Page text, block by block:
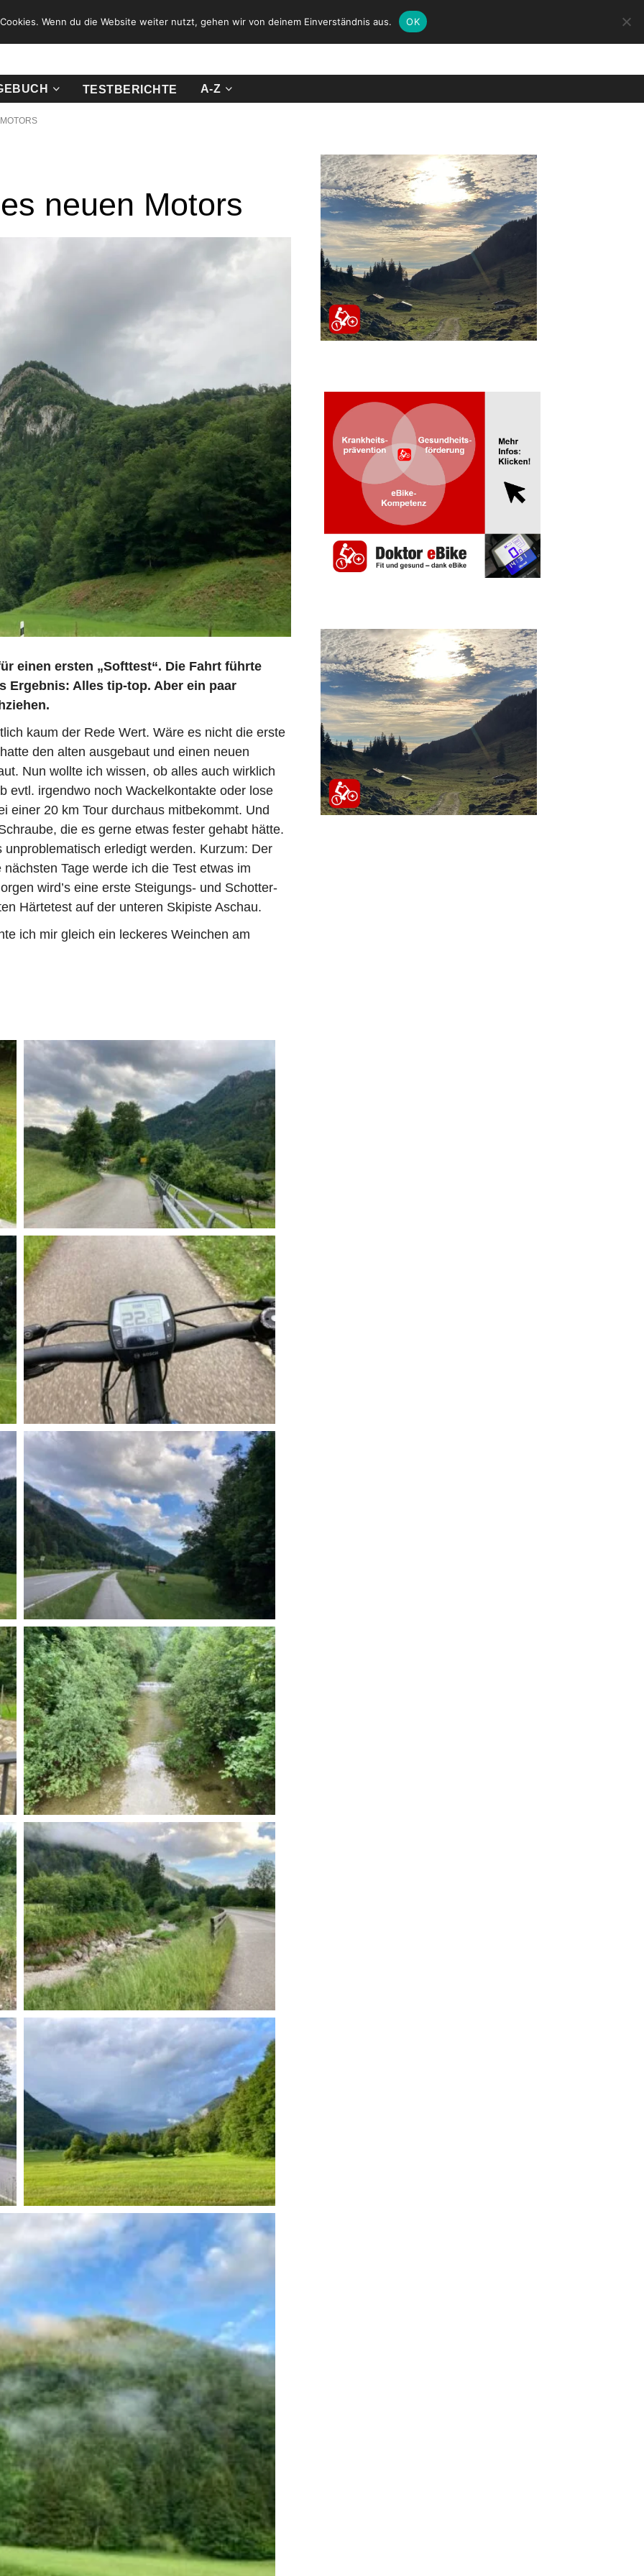
TESTBERICHTE A-Z
neuen Motors
einen ersten „Softtest“. Die Fahrt führte
Ergebnis: Alles tip-top. Aber ein paar
kaum der Rede Wert. Wäre es nicht die erste
den alten ausgebaut und einen neuen
Nun wollte ich wissen, ob alles auch wirklich
evtl. irgendwo noch Wackelkontakte oder lose
einer 20 km Tour durchaus mitbekommt. Und
die es gerne etwas fester gehabt hätte.
erledigt werden. Kurzum: Der
Tage werde ich die Test etwas im
wird’s eine erste Steigungs- und Schotter-
Härtetest auf der unteren Skipiste Aschau.
ich mir gleich ein leckeres Weinchen am
Wenn du die Website weiter nutzt, gehen wir von deinem Einverständnis aus. OK